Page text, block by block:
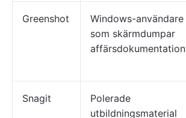
Greenshot
Windows-användare
som skärmdumpar
affärsdokumentation
Snagit
Polerade
utbildningsmaterial